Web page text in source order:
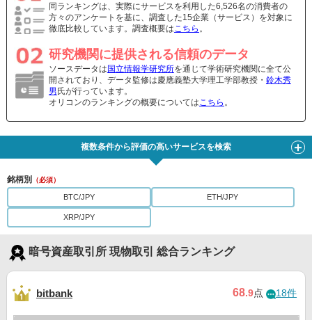
同ランキングは、実際にサービスを利用した6,526名の消費者の
方々のアンケートを基に、調査した15企業（サービス）を対象に
徹底比較しています。調査概要はこちら 。
研究機関に提供される信頼のデータ
ソースデータは 国立情報学研究所を通じて学術研究機関に全て公
開されており、データ監修は慶應義塾大学理工学部教授・ 鈴木秀
男 氏が行っています。
オリコンのランキングの概要についてはこちら 。
複数条件から評価の高いサービスを検索
銘柄別 （必須）
BTC/JPY ETH/JPY
XRP/JPY
暗号資産取引所 現物取引 総合ランキング
bitbank 68.9点 18件